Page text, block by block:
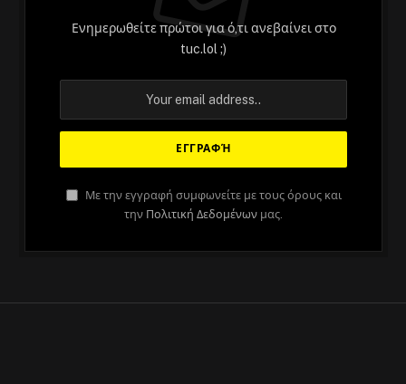
Ενημερωθείτε πρώτοι για ό,τι ανεβαίνει στο
tuc.lol ;)
Με την εγγραφή συμφωνείτε με τους όρους και
την Πολιτική Δεδομένων μας.
ΆΡΘΡΑ